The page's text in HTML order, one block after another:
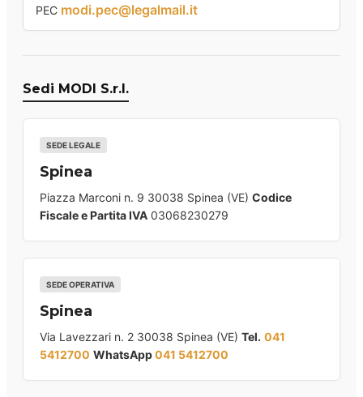
PEC modi.pec@legalmail.it
Sedi MODI S.r.l.
SEDE LEGALE
Spinea
Piazza Marconi n. 9 30038 Spinea (VE) Codice
Fiscale e Partita IVA 03068230279
SEDE OPERATIVA
Spinea
Via Lavezzari n. 2 30038 Spinea (VE) Tel. 041
5412700 WhatsApp041 5412700